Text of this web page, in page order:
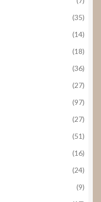
(35)
(14)
(18)
(36)
(27)
(97)
(27)
(51)
(16)
(24)
(9)